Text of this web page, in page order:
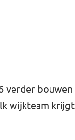
verder bouwen
wijkteam krijgt